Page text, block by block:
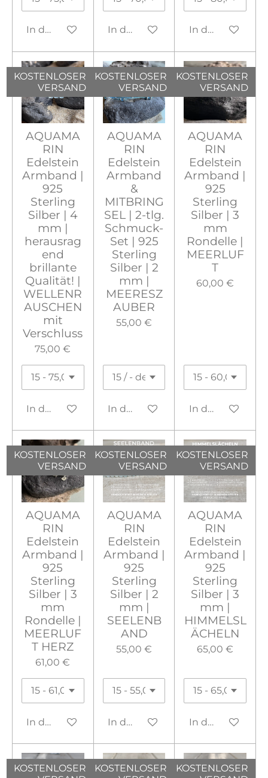
In den WarenkorbIn den WarenkorbIn den
KOSTENLOSER
VERSAND
AQUAMA
RIN
Edelstein
Armband |
925
Sterling
Silber | 4
mm |
herausrag
end
brillante
Qualität! |
WELLENR
AUSCHEN
mit
Verschluss
75,00 €
In den Warenkorb
KOSTENLOSER
VERSAND
AQUAMA
RIN
Edelstein
Armband
&
MITBRING
SEL | 2-tlg.
Schmuck-
Set | 925
Sterling
Silber | 2
mm |
MEERESZ
AUBER
55,00 €
In den Warenkorb
KOSTENLOSER
VERSAND
AQUAMA
RIN
Edelstein
Armband |
925
Sterling
Silber | 3
mm
Rondelle |
MEERLUF
T
60,00 €
In den
KOSTENLOSER
VERSAND
AQUAMA
RIN
Edelstein
Armband |
925
Sterling
Silber | 3
mm
Rondelle |
MEERLUF
T HERZ
61,00 €
In den Warenkorb
KOSTENLOSER
VERSAND
AQUAMA
RIN
Edelstein
Armband |
925
Sterling
Silber | 2
mm |
SEELENB
AND
55,00 €
In den Warenkorb
KOSTENLOSER
VERSAND
AQUAMA
RIN
Edelstein
Armband |
925
Sterling
Silber | 3
mm |
HIMMELSL
ÄCHELN
65,00 €
In den
KOSTENLOSER
KOSTENLOSER
KOSTENLOSER